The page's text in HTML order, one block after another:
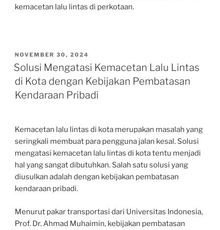
kemacetan lalu lintas di perkotaan.
POSTED
ON
NOVEMBER 30, 2024
Solusi Mengatasi Kemacetan Lalu Lintas
di Kota dengan Kebijakan Pembatasan
Kendaraan Pribadi
Kemacetan lalu lintas di kota merupakan masalah yang
seringkali membuat para pengguna jalan kesal. Solusi
mengatasi kemacetan lalu lintas di kota tentu menjadi
hal yang sangat dibutuhkan. Salah satu solusi yang
diusulkan adalah dengan kebijakan pembatasan
kendaraan pribadi.
Menurut pakar transportasi dari Universitas Indonesia,
Prof. Dr. Ahmad Muhaimin, kebijakan pembatasan